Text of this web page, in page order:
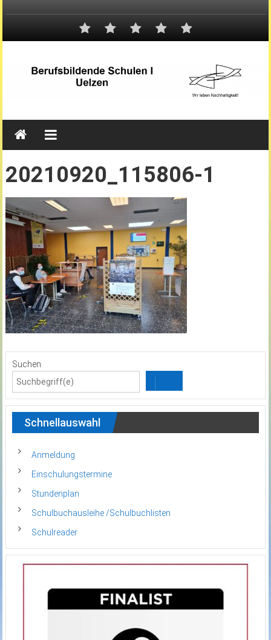
20210920_115806-1
Suchen
Schnellauswahl
Anmeldung
Einschulungstermine
Stundenplan
Schulbuchausleihe /Schulbuchlisten
Schulreader